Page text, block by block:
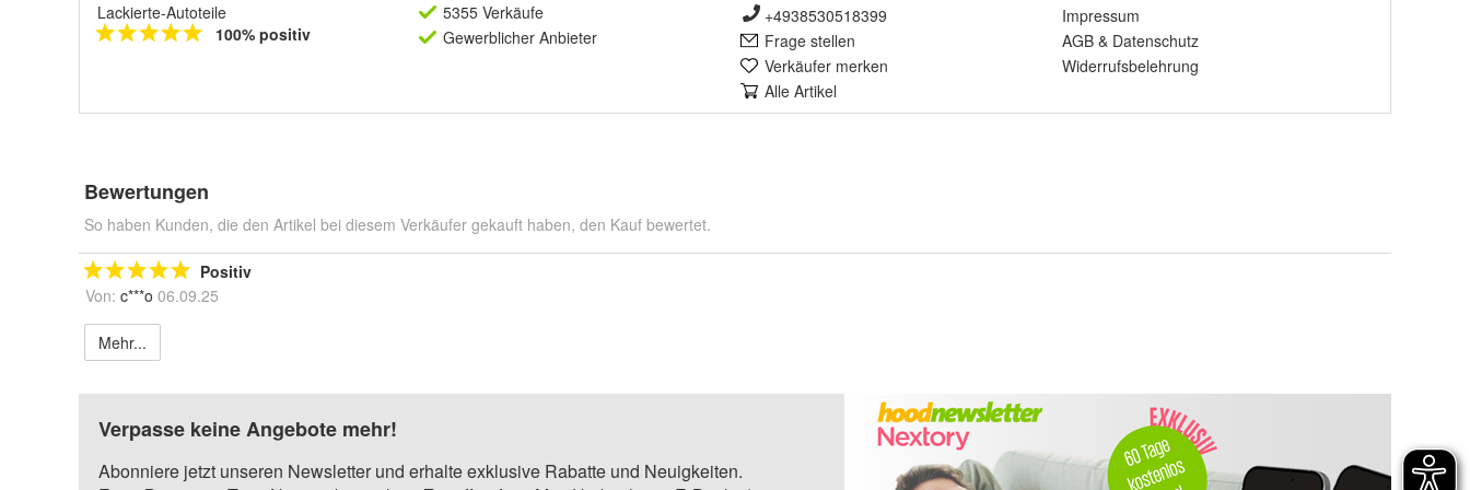
Lackierte-Autoteile
100% positiv
5355 Verkäufe
Gewerblicher Anbieter
+4938530518399
Frage stellen
Verkäufer merken
Alle Artikel
Impressum
AGB & Datenschutz
Widerrufsbelehrung
Bewertungen
So haben Kunden, die den Artikel bei diesem Verkäufer gekauft haben, den Kauf bewertet.
Positiv
Von: c***o 06.09.25
Mehr...
Verpasse keine Angebote mehr!
Abonniere jetzt unseren Newsletter und erhalte exklusive Rabatte und Neuigkeiten.